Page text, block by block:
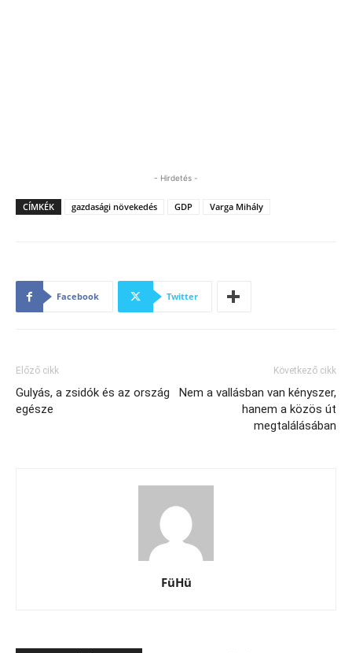
- Hirdetés -
CÍMKÉK gazdasági növekedés GDP Varga Mihály
Facebook Twitter
Előző cikk
Gulyás, a zsidók és az ország
egésze
Következő cikk
Nem a vallásban van kényszer,
hanem a közös út
megtalálásában
FüHü